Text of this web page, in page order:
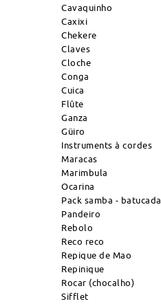
Cavaquinho
Caxixi
Chekere
Claves
Cloche
Conga
Cuica
Flûte
Ganza
Güiro
Instruments à cordes
Maracas
Marimbula
Ocarina
Pack samba - batucada
Pandeiro
Rebolo
Reco reco
Repique de Mao
Repinique
Rocar (chocalho)
Sifflet